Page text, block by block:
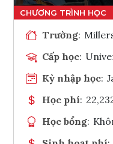
Trường:
Cấp học:
Kỳ nhập học:
Học phí:
Học bổng: